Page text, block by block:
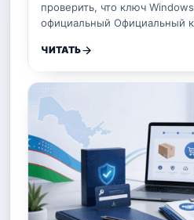
проверить, что ключ
официальный Официальный
ЧИТАТЬ